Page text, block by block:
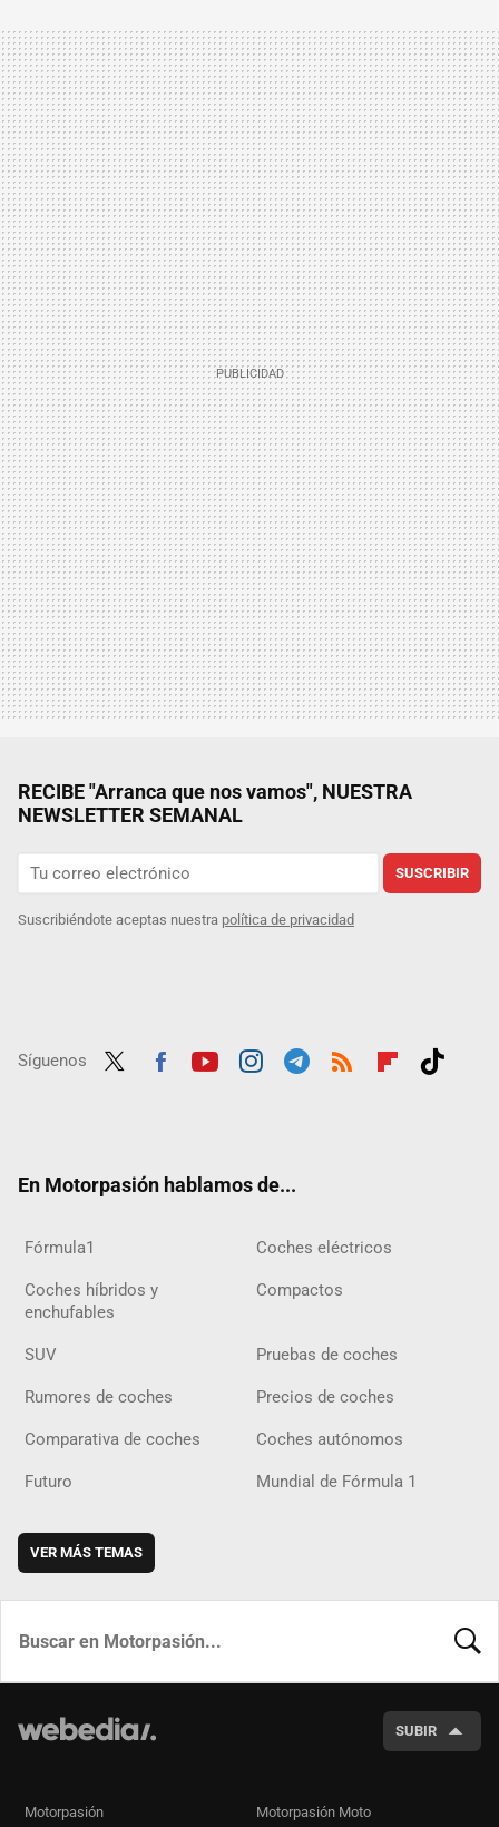
RECIBE "Arranca que nos vamos", NUESTRA
NEWSLETTER SEMANAL
SUSCRIBIR
Suscribiéndote aceptas nuestra política de privacidad
Síguenos
En Motorpasión hablamos de...
Fórmula1 Coches eléctricos
Coches híbridos y
enchufables
Compactos
SUV Pruebas de coches
Rumores de coches Precios de coches
Comparativa de coches Coches autónomos
Futuro Mundial de Fórmula 1
VER MÁS TEMAS
SUBIR
Motorpasión Motorpasión Moto